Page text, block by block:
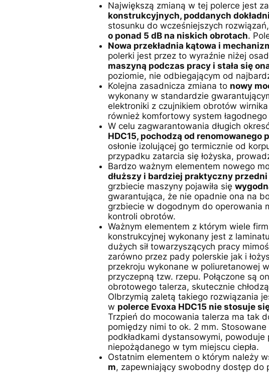
Największą zmianą w tej polerce jest
konstrukcyjnych, poddanych
stosunku do wcześniejszych rozwiązań,
o ponad 5 dB na niskich obrotach.
Nowa przekładnia kątowa i
polerki jest przez to wyraźnie niżej
maszyną podczas pracy i stała się
poziomie, nie odbiegającym od
Kolejna zasadnicza zmiana to nowy
wykonany w standardzie
elektroniki z czujnikiem obrotów
również komfortowy system
W celu zagwarantowania długich
HDC15, pochodzą od renomowanego
osłonie izolującej go termicznie od
przypadku zatarcia się łożyska,
Bardzo ważnym elementem nowego
dłuższy i bardziej praktyczny
grzbiecie maszyny pojawiła się
gwarantująca, że nie opadnie ona na
grzbiecie w dogodnym do operowania
kontroli obrotów.
Ważnym elementem z którym wiele
konstrukcyjnej wykonany jest z
dużych sił towarzyszących pracy
zarówno przez pady polerskie jak i
przekroju wykonane w poliuretanowej
przyczepną tzw. rzepu. Połączone są
obrotowego talerza, skutecznie
Olbrzymią zaletą takiego rozwiązania
w polerce Evoxa HDC15 nie stosuje
Trzpień do mocowania talerza ma tak
pomiędzy nimi to ok. 2 mm.
podkładkami dystansowymi,
niepożądanego w tym miejscu ciepła.
Ostatnim elementem o którym należy
m, zapewniający swobodny dostęp do